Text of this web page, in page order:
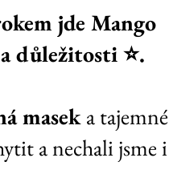
jde Mango
důležitosti ⭐️.
masek a tajemné
a nechali jsme i